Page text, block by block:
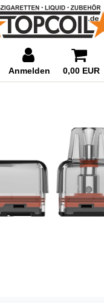
Anmelden 0,00 EUR